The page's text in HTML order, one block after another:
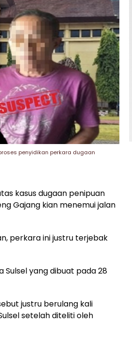
penyidikan perkara dugaan
kasus dugaan penipuan
Gajang kian menemui jalan
perkara ini justru terjebak
Sulsel yang dibuat pada 28
justru berulang kali
setelah diteliti oleh